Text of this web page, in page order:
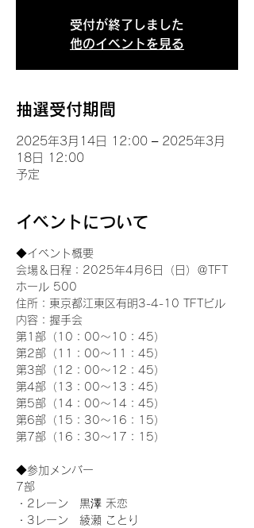
受付が終了しました
他のイベントを見る
抽選受付期間
2025年3月14日 12:00 – 2025年3月
18日 12:00
予定
イベントについて
◆イベント概要
会場＆日程：2025年4月6日（日）＠TFT
ホール 500
住所：東京都江東区有明3-4-10 TFTビル
内容：握手会
第1部（10：00～10：45）
第2部（11：00～11：45）
第3部（12：00～12：45）
第4部（13：00～13：45）
第5部（14：00～14：45）
第6部（15：30～16：15）
第7部（16：30～17：15）
◆参加メンバー
7部
・2レーン　黒澤 禾恋
・3レーン　綾瀬 ことり